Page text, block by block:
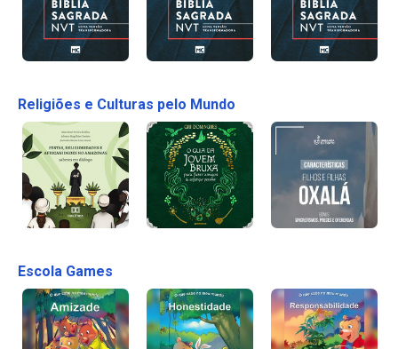
Religiões e Culturas pelo Mundo
Escola Games